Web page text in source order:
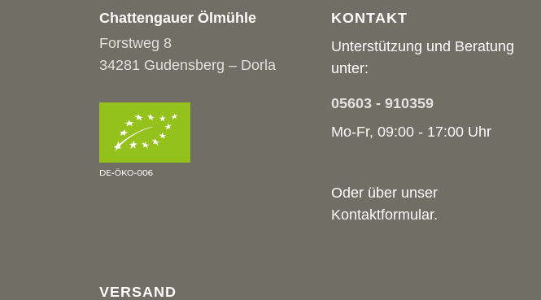
Chattengauer Ölmühle
Forstweg 8
34281 Gudensberg – Dorla
KONTAKT
Unterstützung und Beratung
unter:
05603 - 910359
Mo-Fr, 09:00 - 17:00 Uhr
Oder über unser
Kontaktformular.
VERSAND